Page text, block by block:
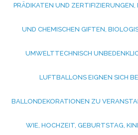
PRÄDIKATEN UND
UND CHEMISCHEN GIFTEN,
UMWELTTECHNISCH
LUFTBALLONS EIGNEN SICH
BALLONDEKORATIONEN ZU
WIE, HOCHZEIT, GEBURTSTAG,